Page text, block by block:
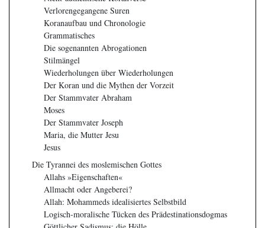
Verlorengegangene Suren
Koranaufbau und Chronologie
Grammatisches
Die sogenannten Abrogationen
Stilmängel
Wiederholungen über Wiederholungen
Der Koran und die Mythen der Vorzeit
Der Stammvater Abraham
Moses
Der Stammvater Joseph
Maria, die Mutter Jesu
Jesus
Die Tyrannei des moslemischen Gottes
Allahs »Eigenschaften«
Allmacht oder Angeberei?
Allah: Mohammeds idealisiertes Selbstbild
Logisch-moralische Tücken des Prädestinationsdogmas